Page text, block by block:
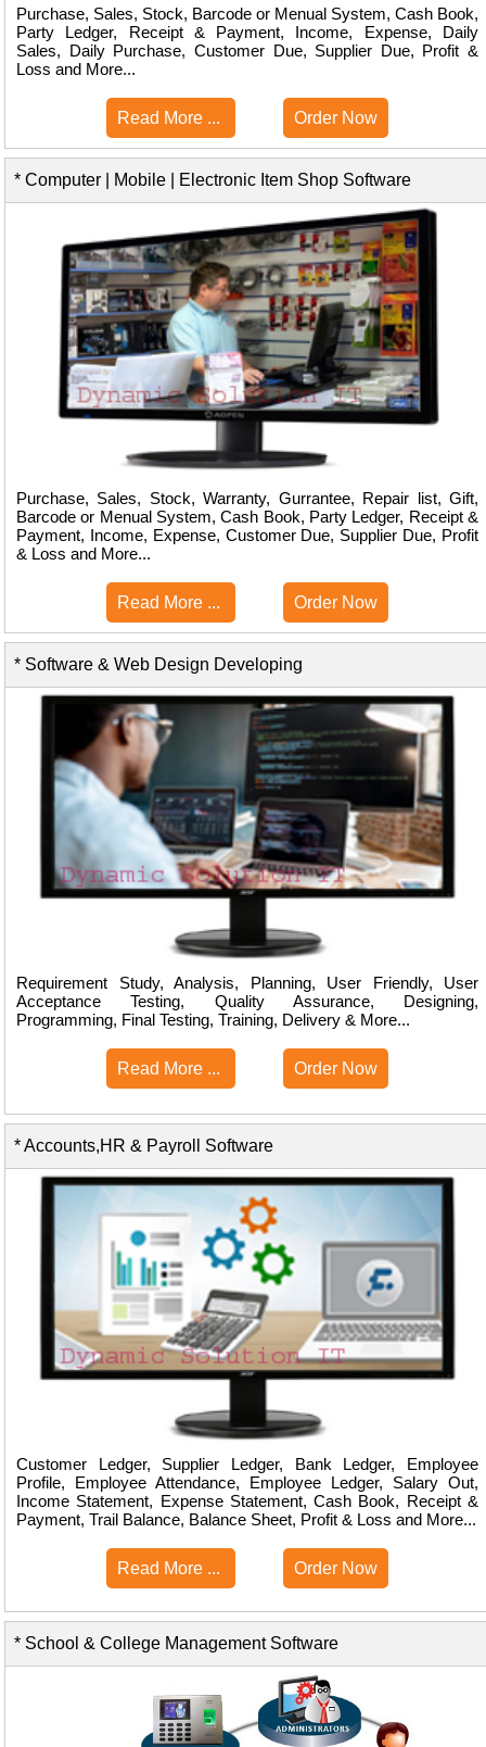
Purchase, Sales, Stock, Barcode or Menual System, Cash Book,
Party Ledger, Receipt & Payment, Income, Expense, Daily
Sales, Daily Purchase, Customer Due, Supplier Due, Profit &
Loss and More...
Read More ... Order Now
* Computer | Mobile | Electronic Item Shop Software
Purchase, Sales, Stock, Warranty, Gurrantee, Repair list, Gift,
Barcode or Menual System, Cash Book, Party Ledger, Receipt &
Payment, Income, Expense, Customer Due, Supplier Due, Profit
& Loss and More...
Read More ... Order Now
* Software & Web Design Developing
Requirement Study, Analysis, Planning, User Friendly, User
Acceptance Testing, Quality Assurance, Designing,
Programming, Final Testing, Training, Delivery & More...
Read More ... Order Now
* Accounts,HR & Payroll Software
Customer Ledger, Supplier Ledger, Bank Ledger, Employee
Profile, Employee Attendance, Employee Ledger, Salary Out,
Income Statement, Expense Statement, Cash Book, Receipt &
Payment, Trail Balance, Balance Sheet, Profit & Loss and More...
Read More ... Order Now
* School & College Management Software